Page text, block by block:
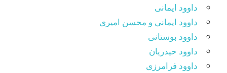
داوود ایمانی
داوود ایمانی و محسن امیری
داوود بوستانی
داوود حیدریان
داوود فرامرزی